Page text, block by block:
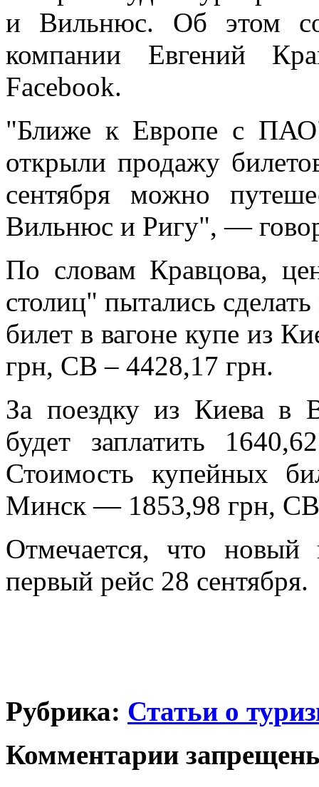
и Вильнюс. Об этом
компании Евгений
Facebook.
"Ближе к Европе с
открыли продажу
сентября можно
Вильнюс и Ригу", —
По словам Кравцова,
столиц" пытались
билет в вагоне купе из
грн, СВ – 4428,17 грн.
За поездку из Киева в
будет заплатить
Стоимость купейных
Минск — 1853,98 грн, СВ
Отмечается, что новый
первый рейс 28 сентября.
Рубрика: Статьи о
Комментарии